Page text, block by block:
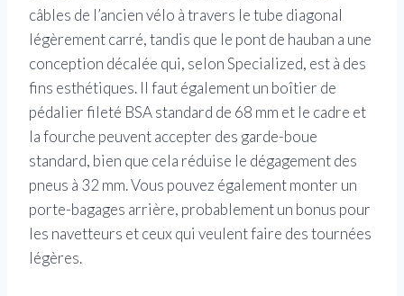
câbles de l’ancien vélo à travers le tube diagonal
légèrement carré, tandis que le pont de hauban a une
conception décalée qui, selon Specialized, est à des
fins esthétiques. Il faut également un boîtier de
pédalier fileté BSA standard de 68 mm et le cadre et
la fourche peuvent accepter des garde-boue
standard, bien que cela réduise le dégagement des
pneus à 32 mm. Vous pouvez également monter un
porte-bagages arrière, probablement un bonus pour
les navetteurs et ceux qui veulent faire des tournées
légères.